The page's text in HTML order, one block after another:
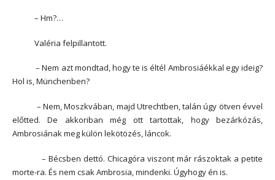
– Hm?…
Valéria felpillantott.
– Nem azt mondtad, hogy te is éltél Ambrosiáékkal egy ideig?
Hol is, Münchenben?
– Nem, Moszkvában, majd Utrechtben, talán úgy ötven évvel
előtted. De akkoriban még ott tartottak, hogy bezárkózás,
Ambrosiának meg külön lekötözés, láncok.
– Bécsben dettó. Chicagóra viszont már rászoktak a petite
morte-ra. És nem csak Ambrosia, mindenki. Úgyhogy én is.